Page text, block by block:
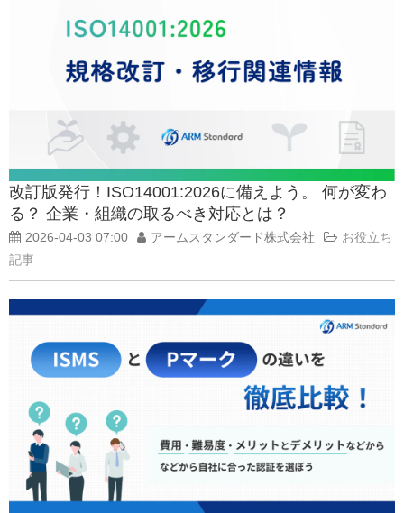
改訂版発行！ISO14001:2026に備えよう。 何が変わ
る？ 企業・組織の取るべき対応とは？
2026-04-03 07:00 アームスタンダード株式会社
お役立ち
記事